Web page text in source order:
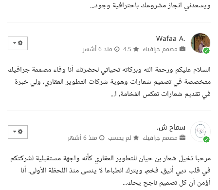
ويسعدني انجاز مشروعك باحترافية وجود...
Wafaa A.
مصمم جرافيك منذ 6 أشهر
السلام عليكم ورحمة الله وبركاته تحياتي لحضرتك أنا وفاء مصممة جرافيك
متخصصة في تصميم شعارات وهوية شركات التطوير العقاري، ولي خبرة
في تقديم شعارات تعكس الفخامة، ا...
سماح ش.
مصمم جرافيك لم يحسب منذ 6 أشهر
مرحبا تخيل شعار بن حيان للتطوير العقاري كأنه واجهة مستقبلية لشركتكم
في قلب دبي أنيق، فخم، ويترك انطباعا لا ينسى منذ اللحظة الأولى. أنا
أؤمن أن كل تصميم ناجح يحك...